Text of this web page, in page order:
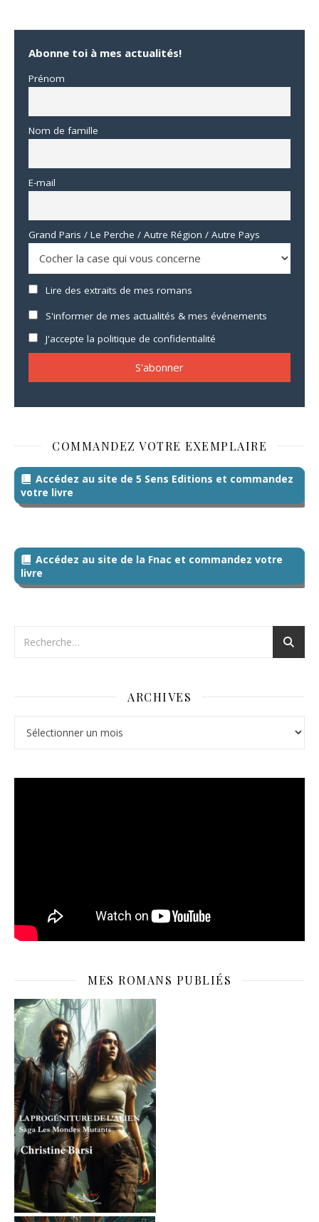
Abonne toi à mes actualités!
Prénom
Nom de famille
E-mail
Grand Paris / Le Perche / Autre Région / Autre Pays
Lire des extraits de mes romans
S'informer de mes actualités & mes événements
J'accepte la politique de confidentialité
COMMANDEZ VOTRE EXEMPLAIRE
Accédez au site de 5 Sens Editions et commandez
votre livre
Accédez au site de la Fnac et commandez votre
livre
ARCHIVES
MES ROMANS PUBLIÉS